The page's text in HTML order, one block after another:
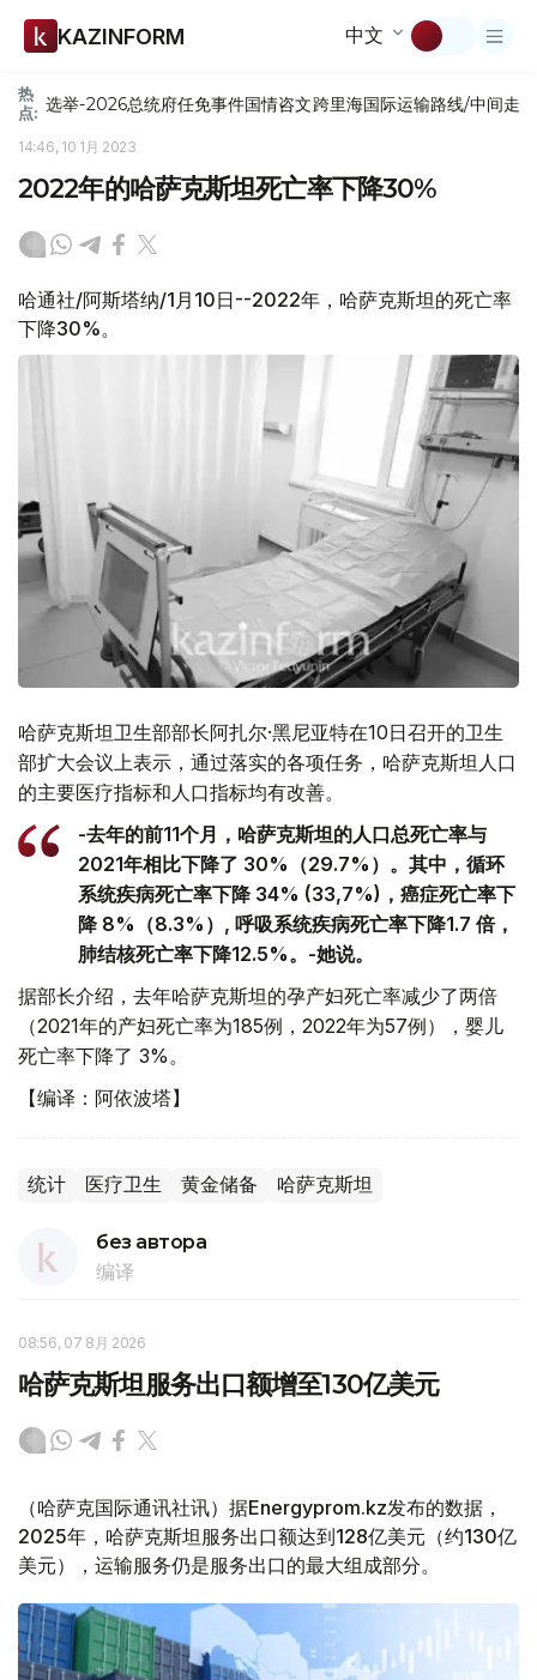
KAZINFORM 中文
热
点: 选举-2026总统府任免事件国情咨文跨里海国际运输路线/中间走廊
14:46, 10 1月 2023
2022年的哈萨克斯坦死亡率下降30%
哈通社/阿斯塔纳/1月10日--2022年，哈萨克斯坦的死亡率
下降30%。
哈萨克斯坦卫生部部长阿扎尔·黑尼亚特在10日召开的卫生
部扩大会议上表示，通过落实的各项任务，哈萨克斯坦人口
的主要医疗指标和人口指标均有改善。
-去年的前11个月，哈萨克斯坦的人口总死亡率与
2021年相比下降了 30%（29.7%）。其中，循环
系统疾病死亡率下降 34% (33,7%)，癌症死亡率下
降 8%（8.3%）, 呼吸系统疾病死亡率下降1.7 倍，
肺结核死亡率下降12.5%。-她说。
据部长介绍，去年哈萨克斯坦的孕产妇死亡率减少了两倍
（2021年的产妇死亡率为185例，2022年为57例），婴儿
死亡率下降了 3%。
【编译：阿依波塔】
统计 医疗卫生 黄金储备 哈萨克斯坦
без автора
编译
08:56, 07 8月 2026
哈萨克斯坦服务出口额增至130亿美元
（哈萨克国际通讯社讯）据Energyprom.kz发布的数据，
2025年，哈萨克斯坦服务出口额达到128亿美元（约130亿
美元），运输服务仍是服务出口的最大组成部分。